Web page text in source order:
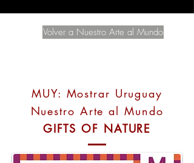
Volver a Nuestro Arte al Mundo
MUY: Mostrar Uruguay
Nuestro Arte al Mundo
GIFTS OF NATURE